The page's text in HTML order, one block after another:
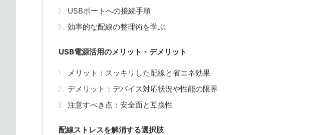
USBポートへの接続手順
効率的な配線の整理術を学ぶ
USB電源活用のメリット・デメリット
メリット：スッキリした配線と省エネ効果
デメリット：デバイス対応状況や性能の限界
注意すべき点：安全面と互換性
配線ストレスを解消する選択肢